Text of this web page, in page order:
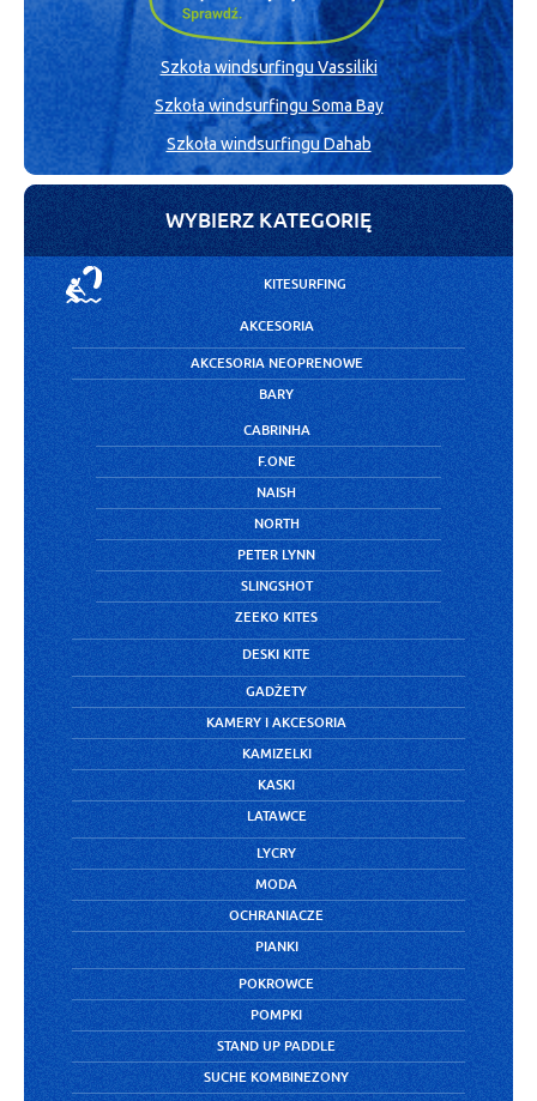
Szkoła windsurfingu Vassiliki
Szkoła windsurfingu Soma Bay
Szkoła windsurfingu Dahab
WYBIERZ KATEGORIĘ
KITESURFING
AKCESORIA
AKCESORIA NEOPRENOWE
BARY
CABRINHA
F.ONE
NAISH
NORTH
PETER LYNN
SLINGSHOT
ZEEKO KITES
DESKI KITE
GADŻETY
KAMERY I AKCESORIA
KAMIZELKI
KASKI
LATAWCE
LYCRY
MODA
OCHRANIACZE
PIANKI
POKROWCE
POMPKI
STAND UP PADDLE
SUCHE KOMBINEZONY